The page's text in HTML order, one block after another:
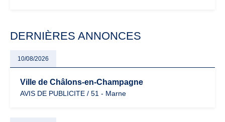
DERNIÈRES ANNONCES
10/08/2026
Ville de Châlons-en-Champagne
AVIS DE PUBLICITE / 51 - Marne